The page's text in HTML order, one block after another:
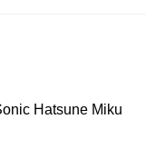
Hatsune Miku